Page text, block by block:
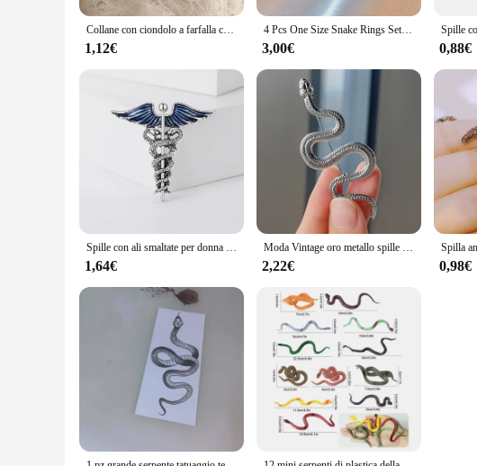
Collane con ciondolo a farfalla con serpente dal Design unico di moda per le donne collana girocollo con nappe Punk Y2K accessori per gioielli cosplay
1,12€
4 Pcs One Size Snake Rings Set per donna uomo anello gotico Color argento antico creativo All-Match Fashion Party Wedding Jewelry
3,00€ 0,88€
Spille con ali smaltate per donna Spille con serpente unisex Evento Festa Zaino Decorazione Accessori per vestiti
1,64€
Moda Vintage oro metallo spille a forma di serpente per donna uomo vestito abbigliamento personalizzato spilla di pitone spille da bavero gioielli per feste
2,22€ 0,98€